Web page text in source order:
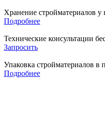
Хранение стройматериалов у
Подробнее
Технические консультации
Запросить
Упаковка стройматериалов в
Подробнее